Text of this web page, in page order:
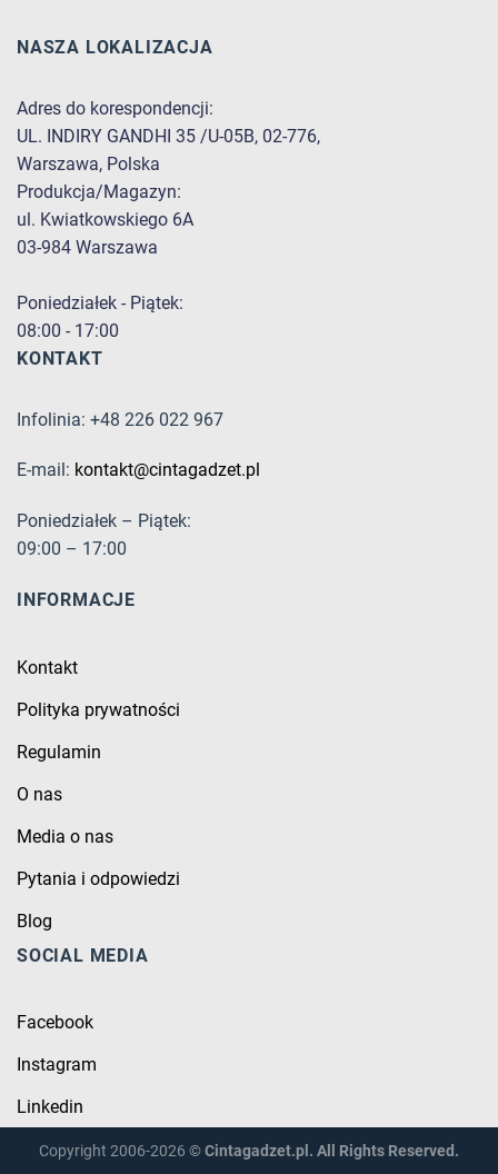
NASZA LOKALIZACJA
Adres do korespondencji:
UL. INDIRY GANDHI 35 /U-05B, 02-776,
Warszawa, Polska
Produkcja/Magazyn:
ul. Kwiatkowskiego 6A
03-984 Warszawa
Poniedziałek - Piątek:
08:00 - 17:00
KONTAKT
Infolinia: +48 226 022 967
E-mail: kontakt@cintagadzet.pl
Poniedziałek – Piątek:
09:00 – 17:00
INFORMACJE
Kontakt
Polityka prywatności
Regulamin
O nas
Media o nas
Pytania i odpowiedzi
Blog
SOCIAL MEDIA
Facebook
Instagram
Linkedin
Copyright 2006-2026 ©Cintagadzet.pl. All Rights Reserved.